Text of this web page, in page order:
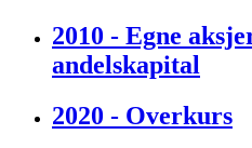
2010 - Egne
andelskapital
2020 - Overkurs